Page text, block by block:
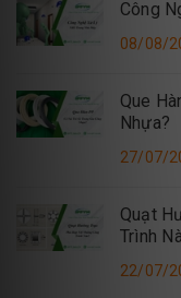
Công
08/08/
Que
Nhựa?
27/07/
Quạt
Trình
22/07/